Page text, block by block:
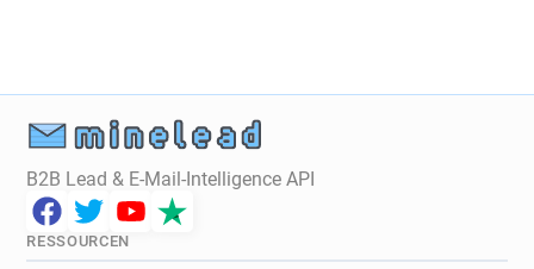
B2B Lead & E-Mail-Intelligence API
RESSOURCEN